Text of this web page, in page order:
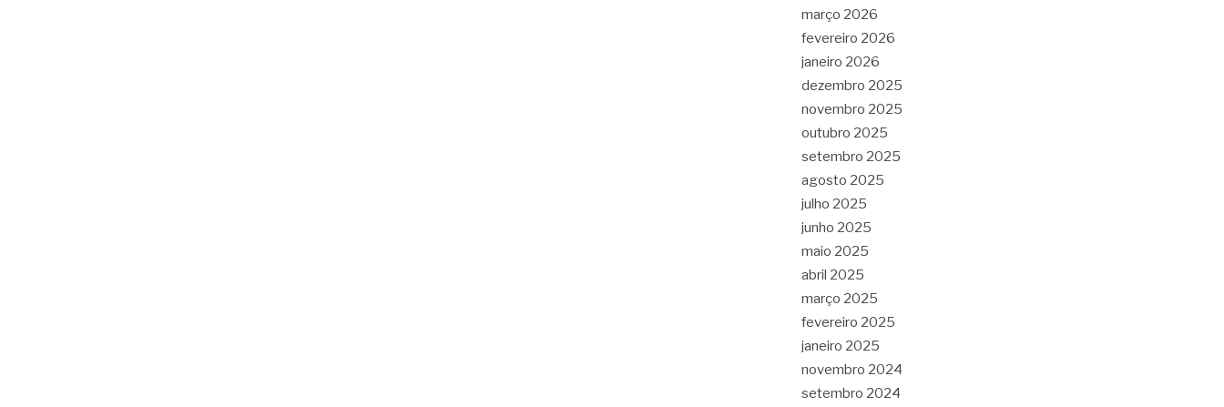
março 2026
fevereiro 2026
janeiro 2026
dezembro 2025
novembro 2025
outubro 2025
setembro 2025
agosto 2025
julho 2025
junho 2025
maio 2025
abril 2025
março 2025
fevereiro 2025
janeiro 2025
novembro 2024
setembro 2024